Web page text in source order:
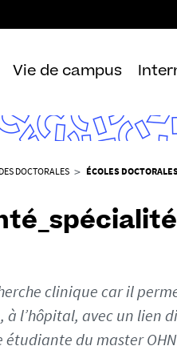
Vie de campus
DOCTORALES ÉCOLES
clinique car il
à l’hôpital, avec un lien
étudiante du master